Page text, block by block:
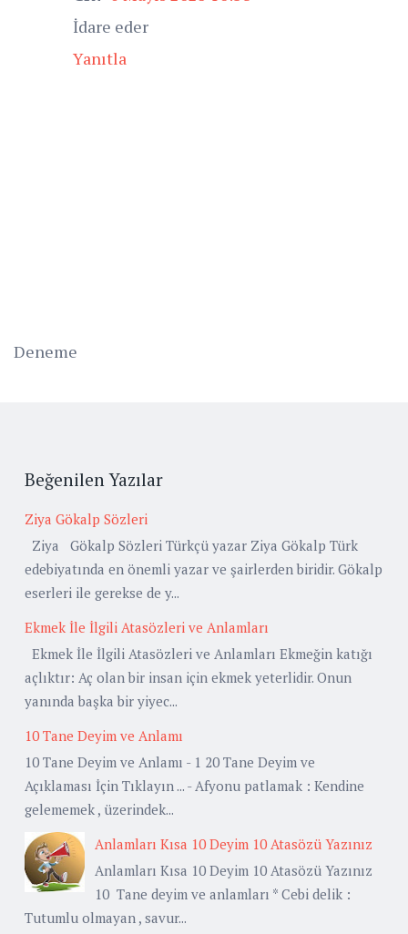
İdare eder
Yanıtla
Deneme
Beğenilen Yazılar
Ziya Gökalp Sözleri
Ziya Gökalp Sözleri Türkçü yazar Ziya Gökalp Türk
edebiyatında en önemli yazar ve şairlerden biridir. Gökalp
eserleri ile gerekse de y...
Ekmek İle İlgili Atasözleri ve Anlamları
Ekmek İle İlgili Atasözleri ve Anlamları Ekmeğin katığı
açlıktır: Aç olan bir insan için ekmek yeterlidir. Onun
yanında başka bir yiyec...
10 Tane Deyim ve Anlamı
10 Tane Deyim ve Anlamı - 1 20 Tane Deyim ve
Açıklaması İçin Tıklayın ... - Afyonu patlamak : Kendine
gelememek , üzerindek...
Anlamları Kısa 10 Deyim 10 Atasözü Yazınız
Anlamları Kısa 10 Deyim 10 Atasözü Yazınız
10 Tane deyim ve anlamları * Cebi delik :
Tutumlu olmayan , savur...